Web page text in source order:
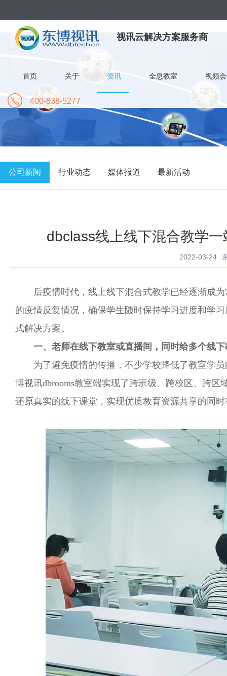
视讯云解决方案服务商
首页 关于 资讯 全息教室 视频
400-838-5277
公司新闻 行业动态 媒体报道 最新活动
dbclass线上线下混合教学
2022-03-24
后疫情时代，线上线下混合式教学已经逐渐成
的疫情反复情况，确保学生随时保持学习进度和学
式解决方案。
一、老师在线下教室或直播间，同时给多个线
为了避免疫情的传播，不少学校降低了教室学
博视讯dbrooms教室端实现了跨班级、跨校区、跨区
还原真实的线下课堂，实现优质教育资源共享的同